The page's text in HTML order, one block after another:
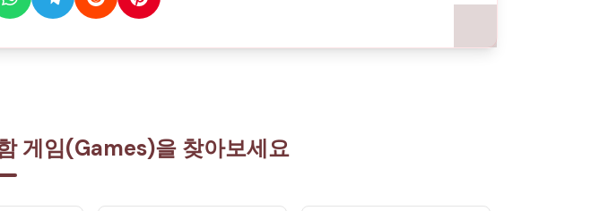
게임(Games)을 찾아보세요